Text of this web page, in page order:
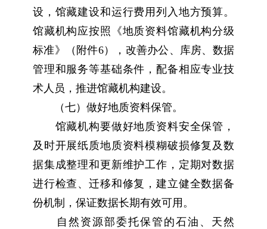
设，馆藏建设和运行费用列入地方预算。
馆藏机构应按照《地质资料馆藏机构分级
标准》（附件6），改善办公、库房、数据
管理和服务等基础条件，配备相应专业技
术人员，推进馆藏机构建设。
（七）做好地质资料保管。
馆藏机构要做好地质资料安全保管，
及时开展纸质地质资料模糊破损修复及数
据集成整理和更新维护工作，定期对数据
进行检查、迁移和修复，建立健全数据备
份机制，保证数据长期有效可用。
自然资源部委托保管的石油、天然